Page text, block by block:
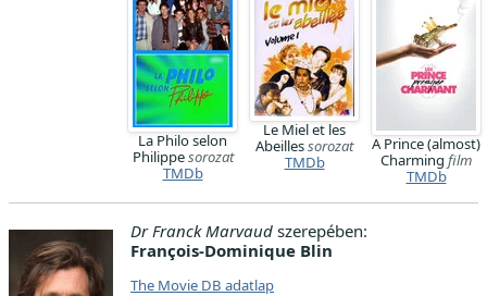
La Philo selon
Philippesorozat
TMDb
Le Miel et les
Abeillessorozat
TMDb
A Prince (almost)
Charming film
TMDb
Dr Franck Marvaud szerepében:
François-Dominique Blin
The Movie DB adatlap